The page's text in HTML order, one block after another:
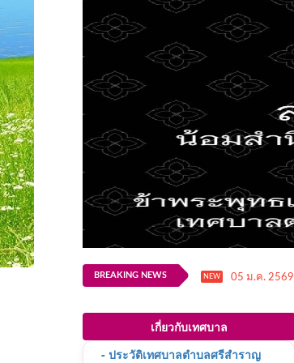
BREAKING NEWS NEW 05 ม.ค. 2569
เกี่ยวกับเทศบาล
- ประวัติเทศบาลตำบลศรีสำราญ